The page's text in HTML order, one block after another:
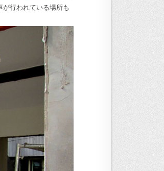
行われている場所も